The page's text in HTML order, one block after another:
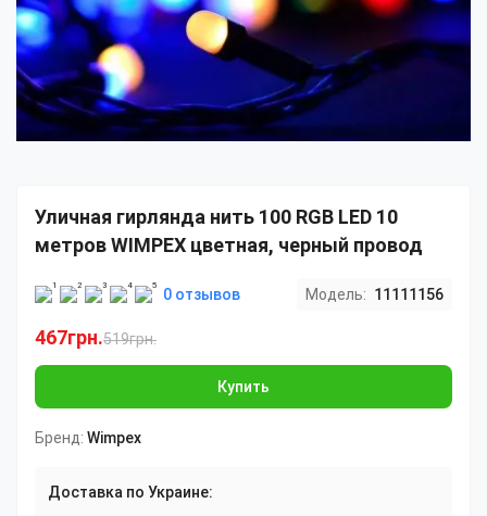
Уличная гирлянда нить 100 RGB LED 10
метров WIMPEX цветная, черный провод
0 отзывов Модель: 11111156
467грн.519грн.
Купить
Бренд: Wimpex
Доставка по Украине: